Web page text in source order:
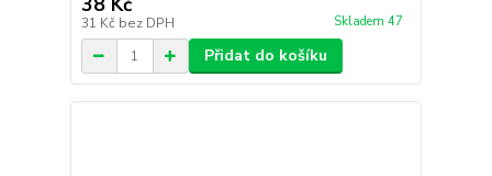
31 Kč bez DPH Skladem 47
Přidat do košíku